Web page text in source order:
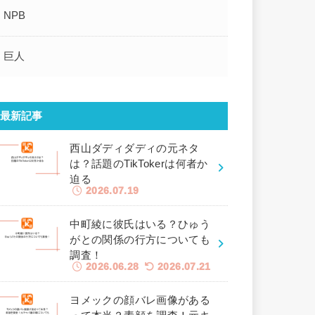
NPB
巨人
最新記事
西山ダディダディの元ネタ
は？話題のTikTokerは何者か
迫る
2026.07.19
中町綾に彼氏はいる？ひゅう
がとの関係の行方についても
調査！
2026.06.28 2026.07.21
ヨメックの顔バレ画像がある